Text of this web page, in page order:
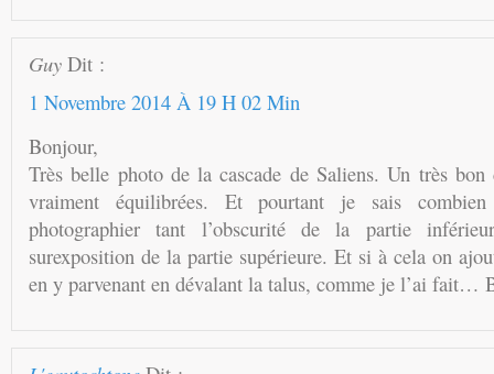
Guy Dit :
1 Novembre 2014 À 19 H 02 Min
Bonjour,
Très belle photo de la cascade de Saliens. Un très bon
vraiment équilibrées. Et pourtant je sais
photographier tant l’obscurité de la partie
surexposition de la partie supérieure. Et si à cela on
en y parvenant en dévalant la talus, comme je l’ai fait…